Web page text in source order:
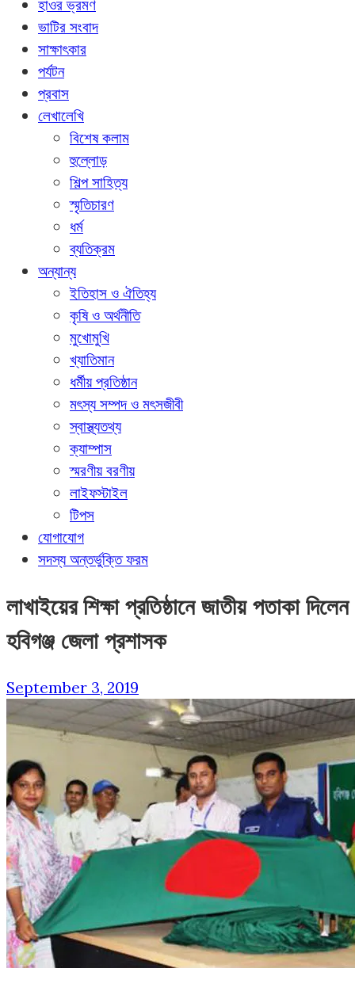
হাওর ভ্রমণ
ভাটির সংবাদ
সাক্ষাৎকার
পর্যটন
প্রবাস
লেখালেখি
বিশেষ কলাম
হুল্লোড়
শিল্প সাহিত্য
স্মৃতিচারণ
ধর্ম
ব্যতিক্রম
অন্যান্য
ইতিহাস ও ঐতিহ্য
কৃষি ও অর্থনীতি
মুখোমুখি
খ্যাতিমান
ধর্মীয় প্রতিষ্ঠান
মৎস্য সম্পদ ও মৎসজীবী
স্বাস্থ্যতথ্য
ক্যাম্পাস
স্মরণীয় বরণীয়
লাইফস্টাইল
টিপস
যোগাযোগ
সদস্য অন্তর্ভুক্তি ফরম
লাখাইয়ের শিক্ষা প্রতিষ্ঠানে জাতীয় পতাকা দিলেন
হবিগঞ্জ জেলা প্রশাসক
September 3, 2019